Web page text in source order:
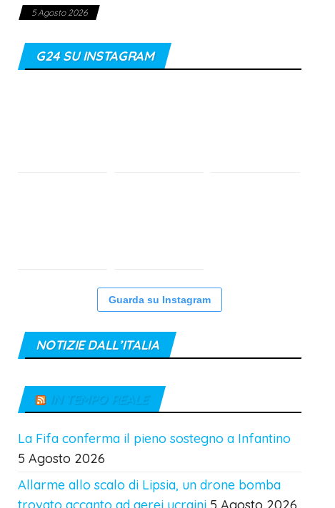
5 Agosto 2026
G24 SU INSTAGRAM
Guarda su Instagram
NOTIZIE DALL’ITALIA
IN TEMPO REALE
La Fifa conferma il pieno sostegno a Infantino
5 Agosto 2026
Allarme allo scalo di Lipsia, un drone bomba